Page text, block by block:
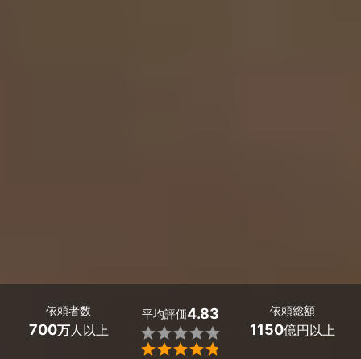
依頼者数
700万人以上
平均評価4.83


依頼総額
1150億円以上